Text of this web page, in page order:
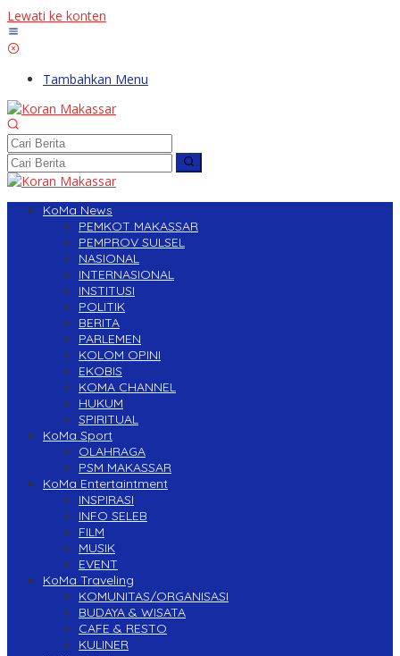
Lewati ke konten
Tambahkan Menu
KoMa News
PEMKOT MAKASSAR
PEMPROV SULSEL
NASIONAL
INTERNASIONAL
INSTITUSI
POLITIK
BERITA
PARLEMEN
KOLOM OPINI
EKOBIS
KOMA CHANNEL
HUKUM
SPIRITUAL
KoMa Sport
OLAHRAGA
PSM MAKASSAR
KoMa Entertaintment
INSPIRASI
INFO SELEB
FILM
MUSIK
EVENT
KoMa Traveling
KOMUNITAS/ORGANISASI
BUDAYA & WISATA
CAFE & RESTO
KULINER